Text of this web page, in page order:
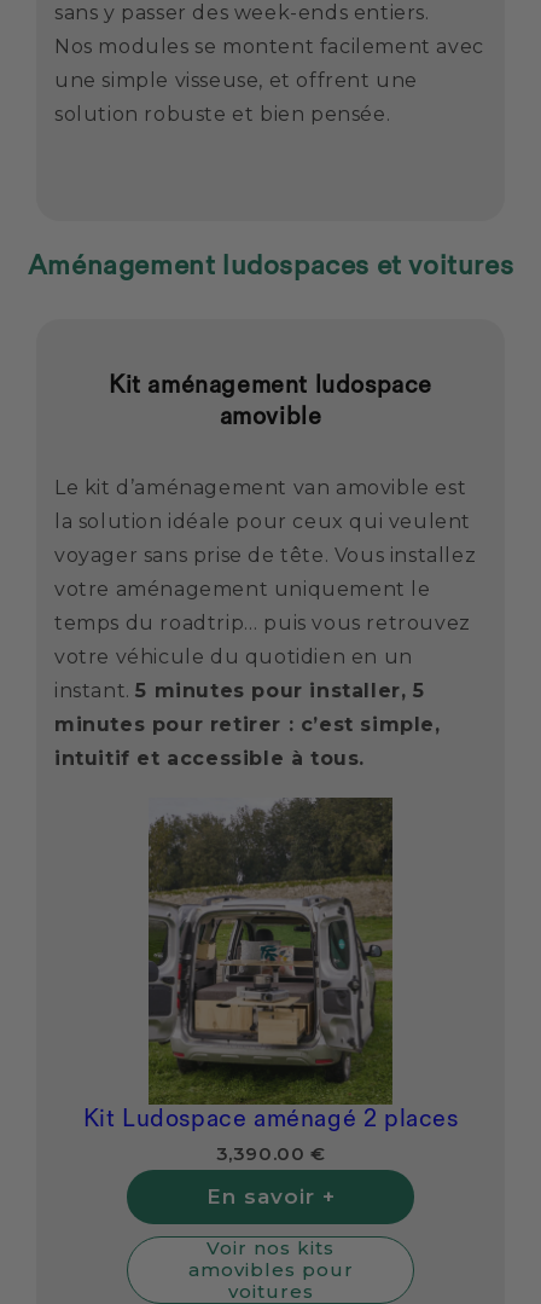
sans y passer des week-ends entiers.
Nos modules se montent facilement avec
une simple visseuse, et offrent une
solution robuste et bien pensée.
Aménagement ludospaces et voitures
Kit aménagement ludospace
amovible
Le kit d’aménagement van amovible est
la solution idéale pour ceux qui veulent
voyager sans prise de tête. Vous installez
votre aménagement uniquement le
temps du roadtrip… puis vous retrouvez
votre véhicule du quotidien en un
instant.5 minutes pour installer, 5
minutes pour retirer : c’est simple,
intuitif et accessible à tous.
Kit Ludospace aménagé 2 places
3,390.00 €
En savoir +
Voir nos kits
amovibles pour
voitures